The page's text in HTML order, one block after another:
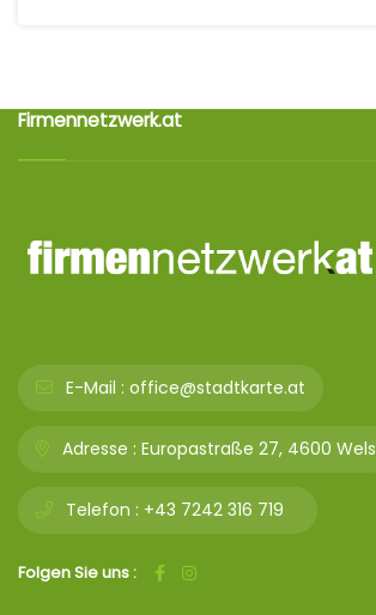
Firmennetzwerk.at
E-Mail : office@stadtkarte.at
Adresse : Europastraße 27, 4600 Wels
Telefon : +43 7242 316 719
Folgen Sie uns :